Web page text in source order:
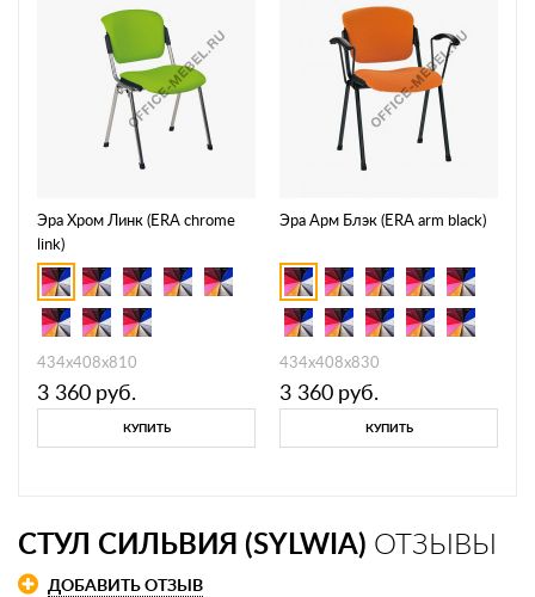
Эра Хром Линк (ERA chrome
link)
434x408x810
3 360 руб.
КУПИТЬ
Эра Арм Блэк (ERA arm black)
434x408x830
3 360 руб.
КУПИТЬ
СТУЛ СИЛЬВИЯ (SYLWIA) ОТЗЫВЫ
ДОБАВИТЬ ОТЗЫВ